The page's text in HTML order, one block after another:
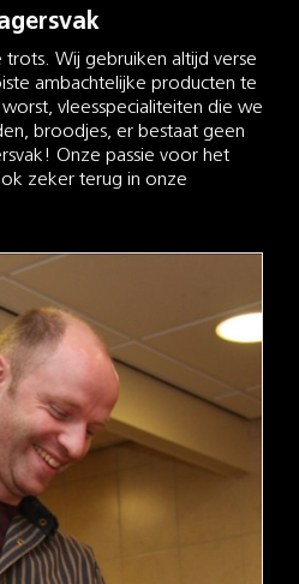
trots. Wij gebruiken altijd verse
ambachtelijke producten te
vleesspecialiteiten die we
broodjes, er bestaat geen
Onze passie voor het
zeker terug in onze